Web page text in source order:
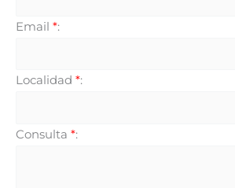
Email *:
Localidad *:
Consulta *: